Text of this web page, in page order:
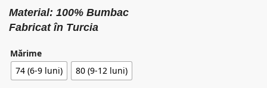
Material: 100% Bumbac
Fabricat în Turcia
Mărime
74 (6-9 luni)
80 (9-12 luni)